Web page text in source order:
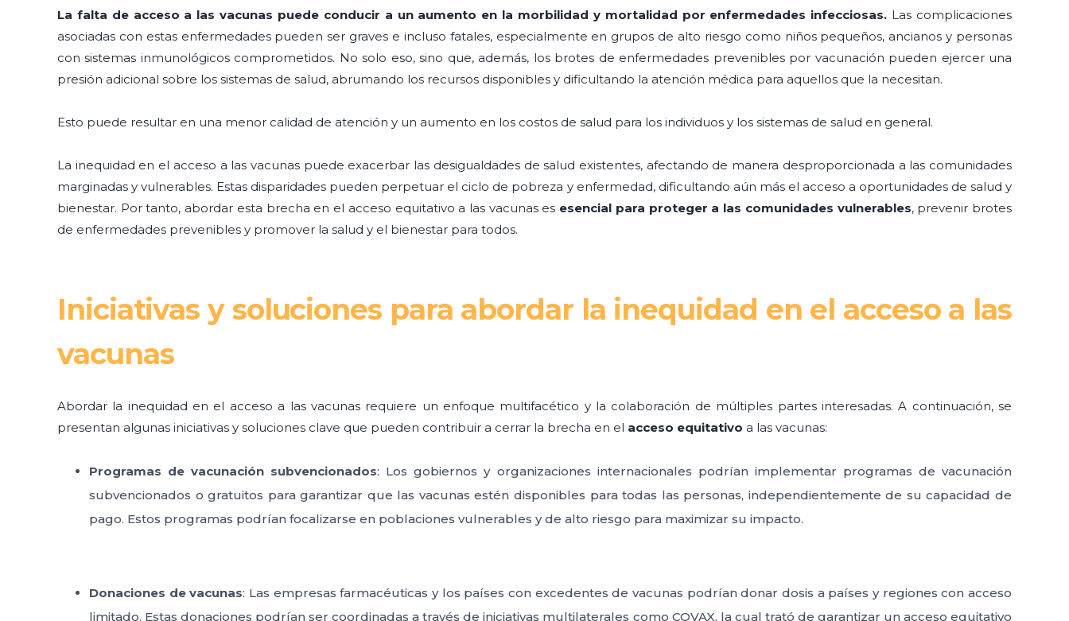
La falta de acceso a las vacunas puede conducir a un aumento en la morbilidad y mortalidad por enfermedades infecciosas. Las complicaciones
asociadas con estas enfermedades pueden ser graves e incluso fatales, especialmente en grupos de alto riesgo como niños pequeños, ancianos y personas
con sistemas inmunológicos comprometidos. No solo eso, sino que, además, los brotes de enfermedades prevenibles por vacunación pueden ejercer una
presión adicional sobre los sistemas de salud, abrumando los recursos disponibles y dificultando la atención médica para aquellos que la necesitan.
Esto puede resultar en una menor calidad de atención y un aumento en los costos de salud para los individuos y los sistemas de salud en general.
La inequidad en el acceso a las vacunas puede exacerbar las desigualdades de salud existentes, afectando de manera desproporcionada a las comunidades
marginadas y vulnerables. Estas disparidades pueden perpetuar el ciclo de pobreza y enfermedad, dificultando aún más el acceso a oportunidades de salud y
bienestar. Por tanto, abordar esta brecha en el acceso equitativo a las vacunas es esencial para proteger a las comunidades vulnerables, prevenir brotes
de enfermedades prevenibles y promover la salud y el bienestar para todos.
Iniciativas y soluciones para abordar la inequidad en el acceso a las
vacunas
Abordar la inequidad en el acceso a las vacunas requiere un enfoque multifacético y la colaboración de múltiples partes interesadas. A continuación, se
presentan algunas iniciativas y soluciones clave que pueden contribuir a cerrar la brecha en el acceso equitativo a las vacunas:
Programas de vacunación subvencionados: Los gobiernos y organizaciones internacionales podrían implementar programas de vacunación
subvencionados o gratuitos para garantizar que las vacunas estén disponibles para todas las personas, independientemente de su capacidad de
pago. Estos programas podrían focalizarse en poblaciones vulnerables y de alto riesgo para maximizar su impacto.
Donaciones de vacunas: Las empresas farmacéuticas y los países con excedentes de vacunas podrían donar dosis a países y regiones con acceso
limitado. Estas donaciones podrían ser coordinadas a través de iniciativas multilaterales como COVAX, la cual trató de garantizar un acceso equitativo